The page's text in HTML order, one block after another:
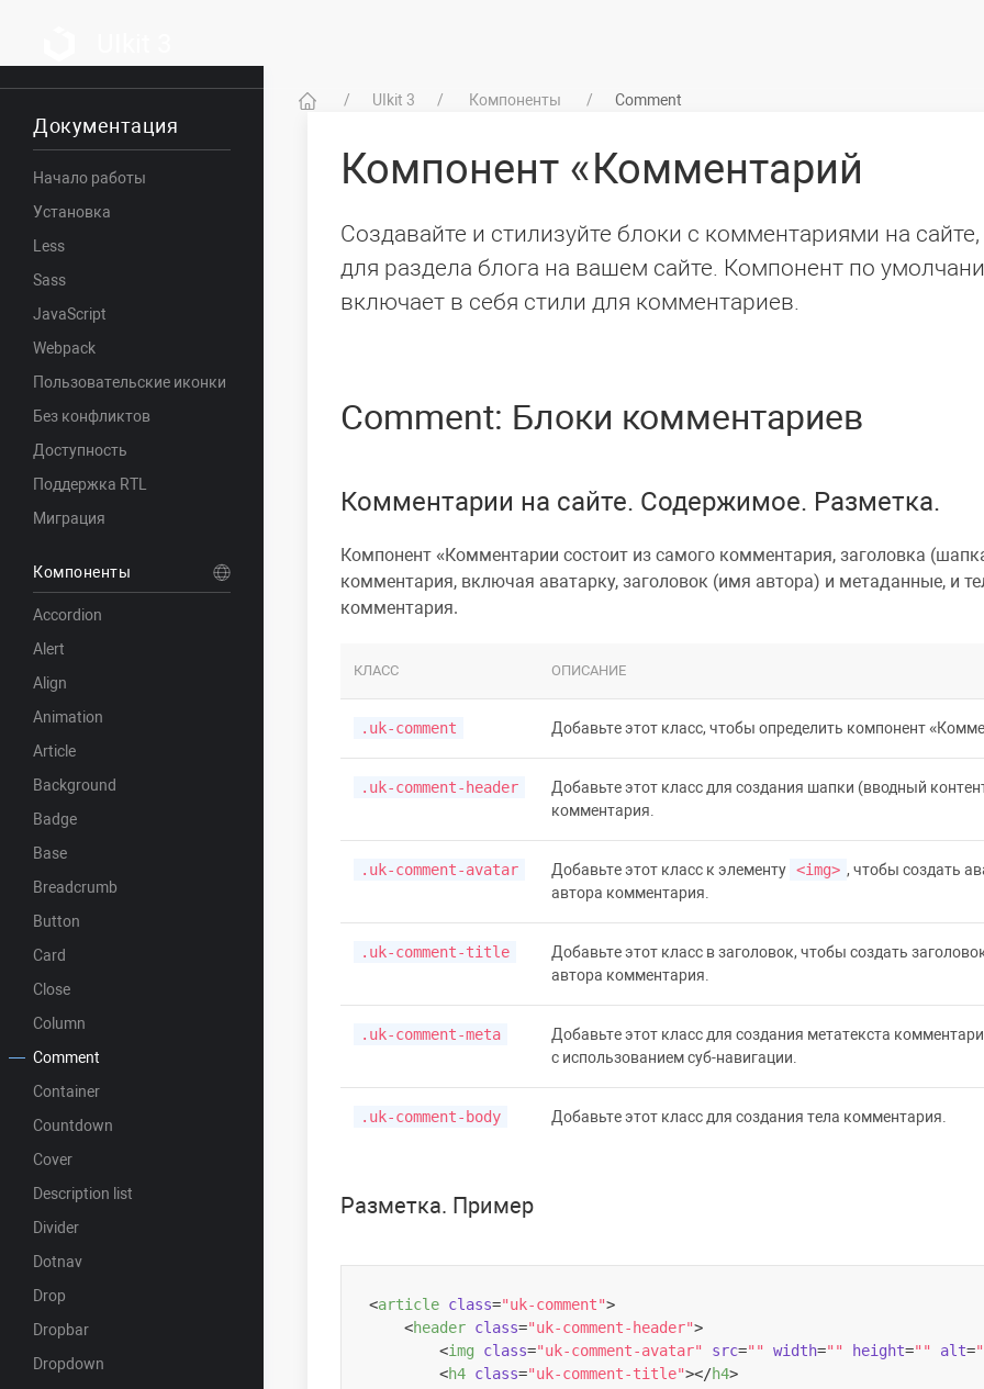
UIkit 3 Компоненты Comment
Документация
Начало работы
Установка
Less
Sass
JavaScript
Webpack
Пользовательские иконки
Без конфликтов
Доступность
Поддержка RTL
Миграция
Компоненты
Accordion
Alert
Align
Animation
Article
Background
Badge
Base
Breadcrumb
Button
Card
Close
Column
Comment
Container
Countdown
Cover
Description list
Divider
Dotnav
Drop
Dropbar
Dropdown
Компонент Комментарий
Создавайте и стилизуйте блоки с комментариями на
для раздела блога на вашем сайте. Компонент по
включает в себя стили для комментариев.
Comment: Блоки комментариев
Комментарии на сайте. Содержимое. Разметка.
Компонент Комментарии состоит из самого комментария, заголовка
комментария, включая аватарку, заголовок (имя автора) и метаданные, и
комментария.
КЛАСС ОПИСАНИЕ
.uk-comment Добавьте этот класс, чтобы определить компонент
.uk-comment-header
Добавьте этот класс для создания шапки (вводный
комментария.
.uk-comment-avatar Добавьте этот класс к элементу <img> , чтобы создать
автора комментария.
.uk-comment-title Добавьте этот класс взаголовок, чтобы создать
автора комментария.
.uk-comment-meta
Добавьте этот класс для создания метатекста
с использованиемсуб-навигации.
.uk-comment-body Добавьте этот класс для создания тела комментария.
Разметка. Пример
<article class="uk-comment">
<header class="uk-comment-header">
<img class="uk-comment-avatar" src="" width="" height="" alt=
<h4 class="uk-comment-title"></h4>